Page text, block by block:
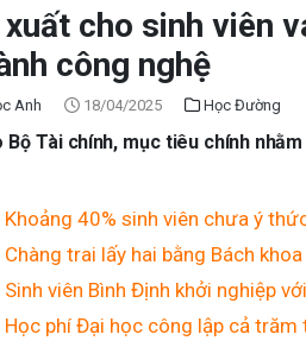
cho sinh viên
công nghệ
Anh 18/04/2025 Học Đường
Bộ Tài chính, mục tiêu chính
Khoảng 40% sinh viên chưa ý
Chàng trai lấy hai bằng Bách
Sinh viên Bình Định khởi nghiệp
Học phí Đại học công lập cả